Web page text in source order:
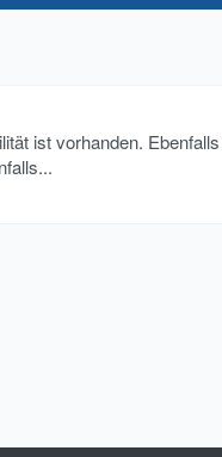
ist vorhanden.